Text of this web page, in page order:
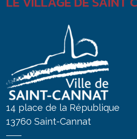
14 place de la République
13760 Saint-Cannat